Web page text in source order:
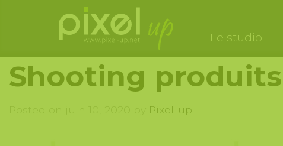
Le studio
Shooting produits
Pixel-up